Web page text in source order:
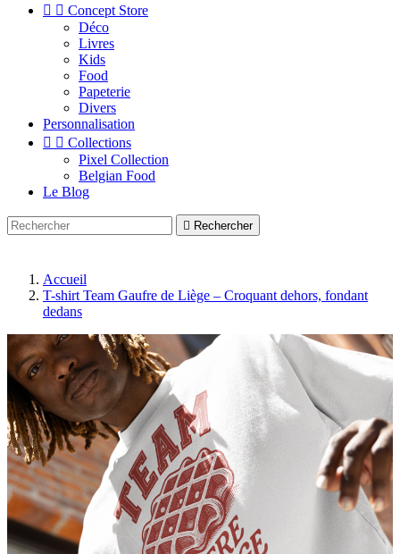
  Concept Store
Déco
Livres
Kids
Food
Papeterie
Divers
Personnalisation
  Collections
Pixel Collection
Belgian Food
Le Blog
 Rechercher
Accueil
T-shirt Team Gaufre de Liège – Croquant dehors, fondant
dedans